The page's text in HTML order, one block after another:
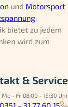
und Motorsport
.
bietet zu jedem
wird zum
& Service
Mo - Fr 08:00 - 16:30 Uhr